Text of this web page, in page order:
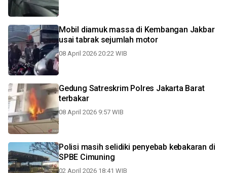
Mobil diamuk massa di Kembangan Jakbar
usai tabrak sejumlah motor
08 April 2026 20:22 WIB
Gedung Satreskrim Polres Jakarta Barat
terbakar
08 April 2026 9:57 WIB
Polisi masih selidiki penyebab kebakaran di
SPBE Cimuning
02 April 2026 18:41 WIB